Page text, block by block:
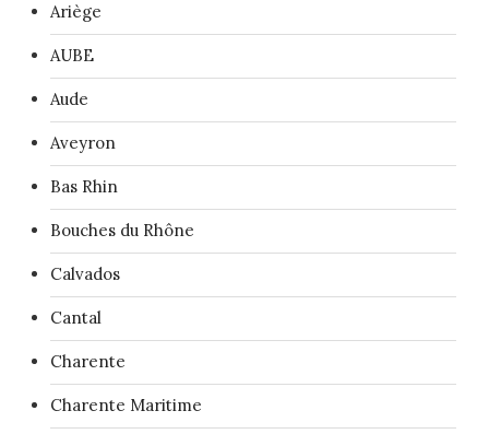
Ariège
AUBE
Aude
Aveyron
Bas Rhin
Bouches du Rhône
Calvados
Cantal
Charente
Charente Maritime